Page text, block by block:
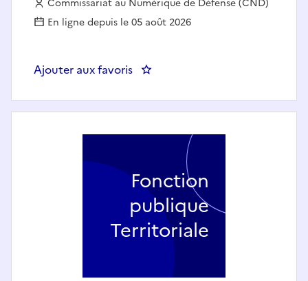
Employeur :
Commissariat au Numérique de Défense (CND)
En ligne depuis le 05 août 2026
Ajouter aux favoris : ASSISTANT CONTROLE DE
Fonction
publique
Territoriale